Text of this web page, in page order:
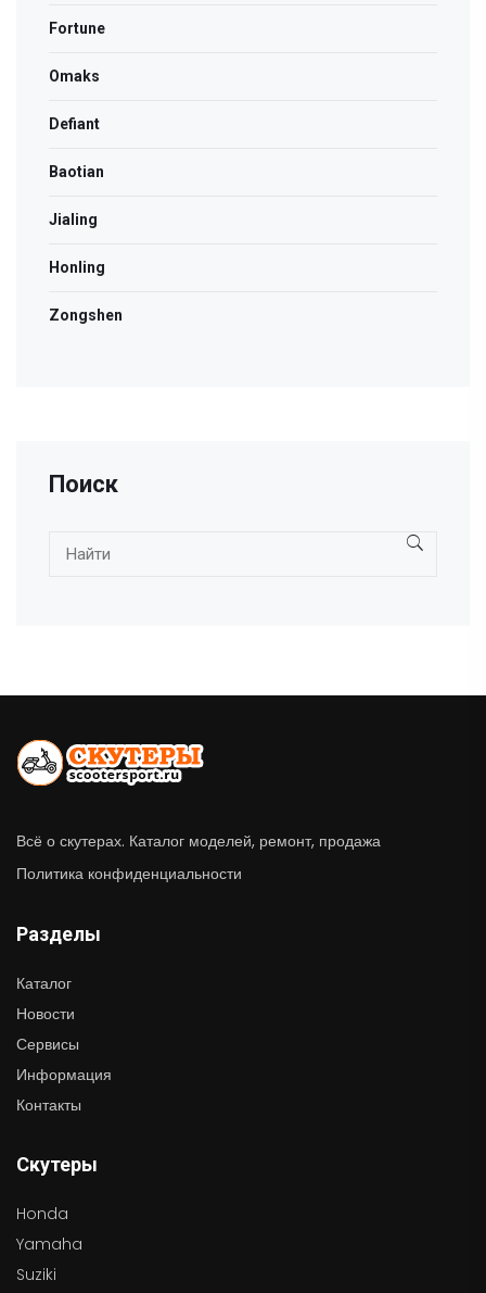
Fortune
Omaks
Defiant
Baotian
Jialing
Honling
Zongshen
Поиск
Всё о скутерах. Каталог моделей, ремонт, продажа
Политика конфиденциальности
Разделы
Каталог
Новости
Сервисы
Информация
Контакты
Скутеры
Honda
Yamaha
Suziki